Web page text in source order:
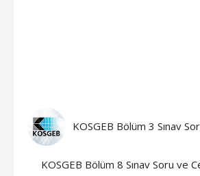
KOSGEB Bölüm 3 Sınav
KOSGEB Bölüm 8 Sınav Soru ve